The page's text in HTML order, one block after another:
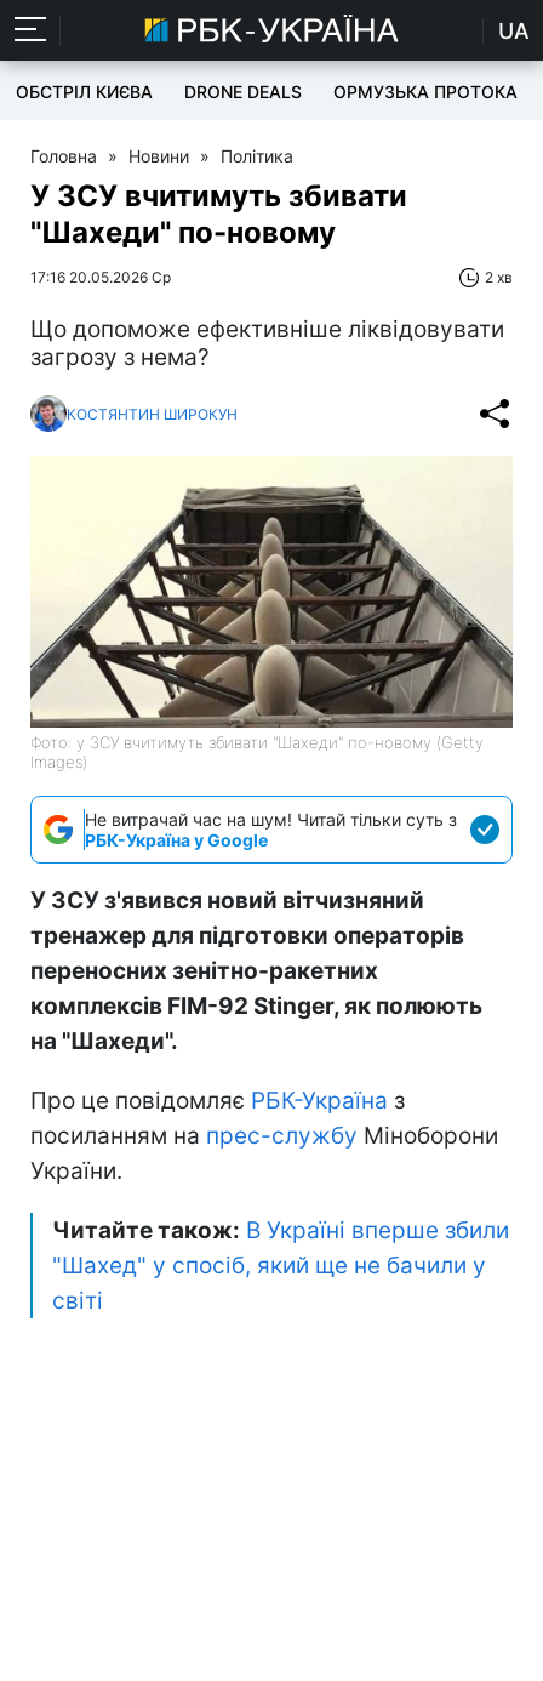
UA
ОБСТРІЛ КИЄВА DRONE DEALS ОРМУЗЬКА ПРОТОКА
Головна » Новини » Політика
У ЗСУ вчитимуть збивати
"Шахеди" по-новому
17:16 20.05.2026 Ср 2 хв
Що допоможе ефективніше ліквідовувати
загрозу з нема?
КОСТЯНТИН ШИРОКУН
Фото: у ЗСУ вчитимуть збивати "Шахеди" по-новому (Getty
Images)
Не витрачай час на шум! Читай тільки суть з
РБК-Україна у Google
У ЗСУ з'явився новий вітчизняний
тренажер для підготовки операторів
переносних зенітно-ракетних
комплексів FIM-92 Stinger, як полюють
на "Шахеди".
Про це повідомляє РБК-Україна з
посиланням на прес-службу Міноборони
України.
Читайте також: В Україні вперше збили
"Шахед" у спосіб, який ще не бачили у
світі